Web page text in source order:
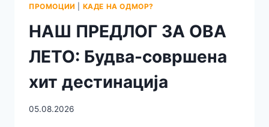
ПРОМОЦИИ КАДЕ НА ОДМОР?
НАШ ПРЕДЛОГ ЗА ОВА
ЛЕТО: Будва-совршена
хит дестинација
05.08.2026